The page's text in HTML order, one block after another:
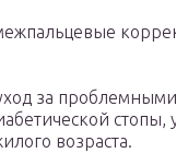
за
стопы,
возраста.